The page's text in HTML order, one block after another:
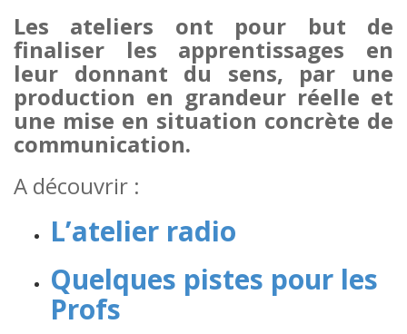
Les ateliers ont pour but de
finaliser les apprentissages en
leur donnant du sens, par une
production en grandeur réelle et
une mise en situation concrète de
communication.
A découvrir :
L’atelier radio
Quelques pistes pour les
Profs